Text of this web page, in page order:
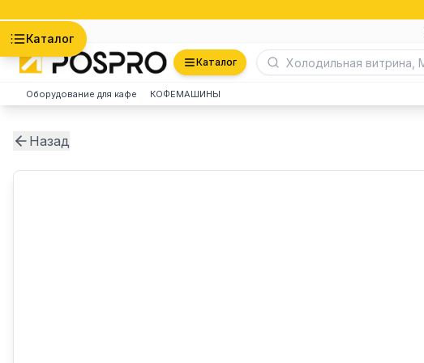
Каталог
Каталог
Оборудование для кафе КОФЕМАШИНЫ
Назад